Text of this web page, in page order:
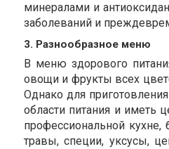
минералами и
заболеваний и
3. Разнообразное меню
В меню здорового
овощи и фрукты всех
Однако для
области питания и иметь
профессиональной
травы, специи, уксусы,